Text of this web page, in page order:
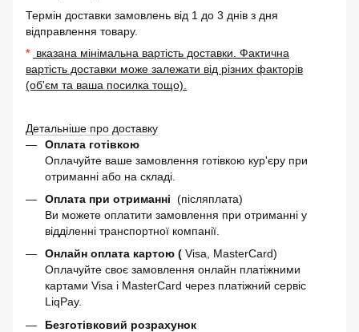
Термін доставки замовлень від 1 до 3 днів з дня
відправлення товару.
* вказана мінімальна вартість доставки. Фактична
вартість доставки може залежати від різних факторів
(об'єм та ваша посилка тощо).
Детальніше про доставку
Оплата готівкою
Оплачуйте ваше замовлення готівкою кур'єру при
отриманні або на складі.
Оплата при отриманні (післяплата)
Ви можете оплатити замовлення при отриманні у
відділенні транспортної компанії.
Онлайн оплата картою ( Visa, MasterCard)
Оплачуйте своє замовлення онлайн платіжними
картами Visa і MasterCard через платіжний сервіс
LiqPay.
Безготівковий розрахунок